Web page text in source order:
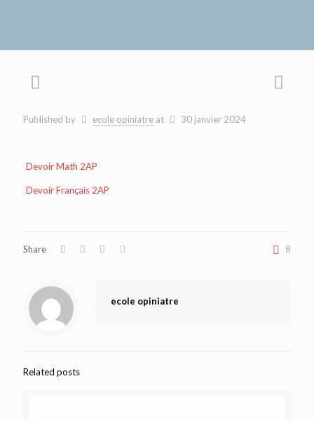
Published by ecole opiniatre at 30 janvier 2024
Devoir Math 2AP
Devoir Français 2AP
Share 8
ecole opiniatre
Related posts